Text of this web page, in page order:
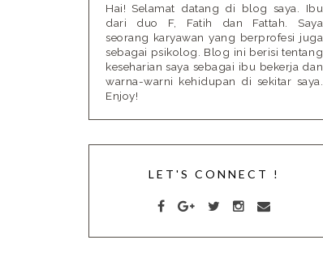
Hai! Selamat datang di blog saya. Ibu
dari duo F, Fatih dan Fattah. Saya
seorang karyawan yang berprofesi juga
sebagai psikolog. Blog ini berisi tentang
keseharian saya sebagai ibu bekerja dan
warna-warni kehidupan di sekitar saya.
Enjoy!
LET'S CONNECT !